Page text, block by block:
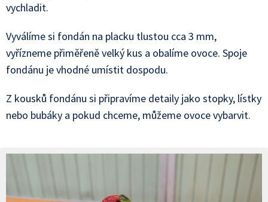
vychladit.
Vyválíme si fondán na placku tlustou cca 3 mm,
vyřízneme přiměřeně velký kus a obalíme ovoce. Spoje
fondánu je vhodné umístit dospodu.
Z kousků fondánu si připravíme detaily jako stopky, lístky
nebo bubáky a pokud chceme, můžeme ovoce vybarvit.